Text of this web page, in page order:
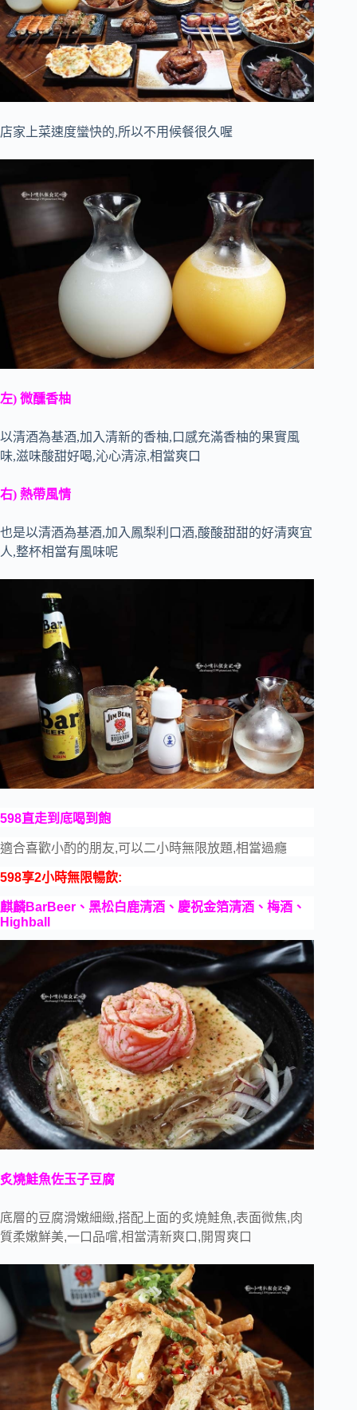
店家上菜速度蠻快的,所以不用候餐很久喔
左) 微醺香柚
以清酒為基酒,加入清新的香柚,口感充滿香柚的果實風
味,滋味酸甜好喝,沁心清涼,相當爽口
右) 熱帶風情
也是以清酒為基酒,加入鳳梨利口酒,酸酸甜甜的好清爽宜
人,整杯相當有風味呢
598直走到底喝到飽
適合喜歡小酌的朋友,可以二小時無限放題,相當過癮
598享2小時無限暢飲:
麒麟BarBeer、 黑松白鹿清酒、慶祝金箔清酒 、梅酒、
Highball
炙燒鮭魚佐玉子豆腐
底層的豆腐滑嫩細緻,搭配上面的炙燒鮭魚,表面微焦,肉
質柔嫩鮮美,一口品嚐,相當清新爽口,開胃爽口